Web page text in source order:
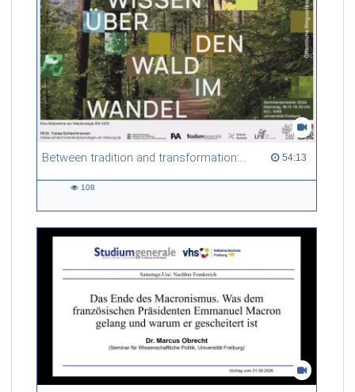
Between tradition and transformation: how owners, advisers and institutions co-create knowledge for resilient forests in Europe 54:13
54:13 duration
108